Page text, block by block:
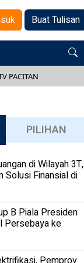
Buat Tulisan
PACITAN
PILIHAN
di Wilayah 3T,
Solusi Finansial di
B Piala Presiden
Persebaya ke